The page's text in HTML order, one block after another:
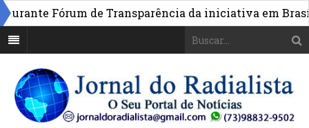
Fórum de Transparência da iniciativa em Brasília